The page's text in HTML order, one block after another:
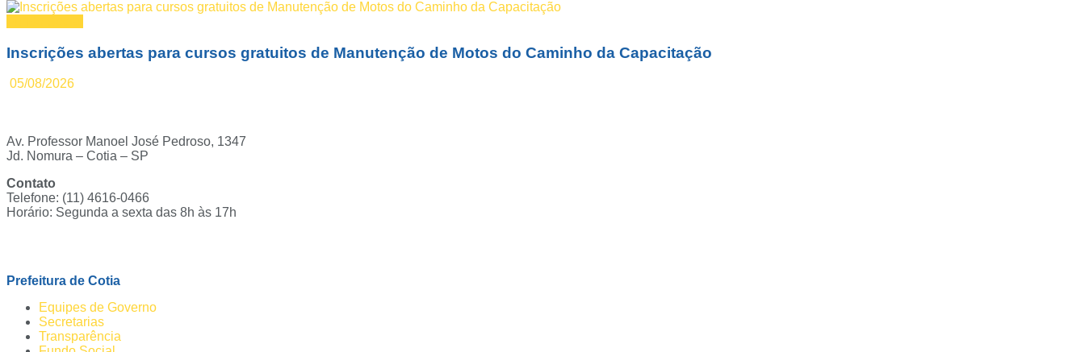
Inscrições abertas para cursos gratuitos de Manutenção de Motos do Caminho da Capacitação
05/08/2026
Av. Professor Manoel José Pedroso, 1347
Jd. Nomura – Cotia – SP
Contato
Telefone: (11) 4616-0466
Horário: Segunda a sexta das 8h às 17h
Prefeitura de Cotia
Equipes de Governo
Secretarias
Transparência